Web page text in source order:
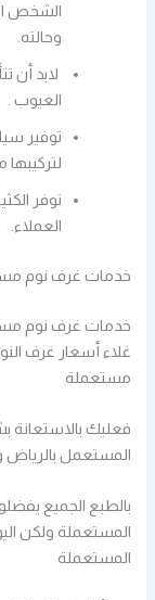
الشخص
وحالته.
لابد أن
العيوب .
توفير
لتركيبها
توفر
العملاء.
خدمات غرف نوم
خدمات غرف نوم
غلاء أسعار غرف
مستعملة
فعليك بالاستعانة
المستعمل بالرياض
بالطبع الجميع
المستعملة ولكن
المستعملة